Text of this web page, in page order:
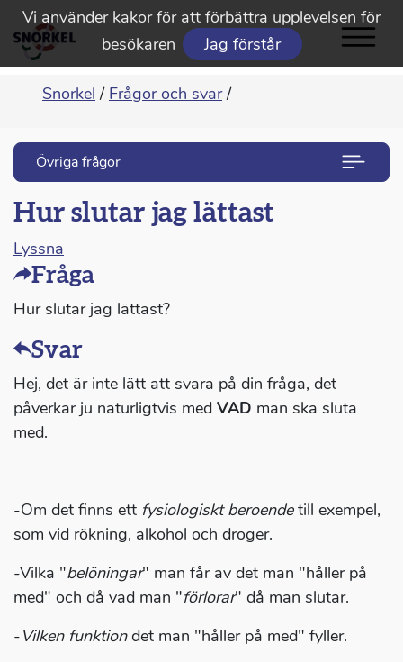
Vi använder kakor för att förbättra upplevelsen för
besökaren
Jag förstår
Snorkel / Frågor och svar /
Övriga frågor
Hur slutar jag lättast
Lyssna
Fråga
Hur slutar jag lättast?
Svar
Hej, det är inte lätt att svara på din fråga, det
påverkar ju naturligtvis med VAD man ska sluta
med.
-Om det finns ett fysiologiskt beroendetill exempel,
som vid rökning, alkohol och droger.
-Vilka "belöningar" man får av det man "håller på
med" och då vad man "förlorar" då man slutar.
-Vilken funktiondet man "håller på med" fyller.